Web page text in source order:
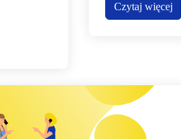
Czytaj więcej